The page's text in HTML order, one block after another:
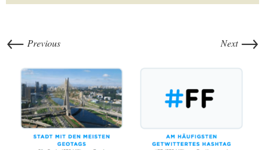
← Previous Next →